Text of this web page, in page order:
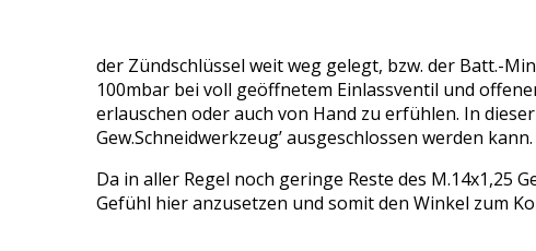
der Zündschlüssel weit weg gelegt, bzw. der Batt.-
100mbar bei voll geöffnetem Einlassventil und
erlauschen oder auch von Hand zu erfühlen. In
Gew.Schneidwerkzeug’ ausgeschlossen werden kann.
Da in aller Regel noch geringe Reste des M.14x1,25
Gefühl hier anzusetzen und somit den Winkel zum